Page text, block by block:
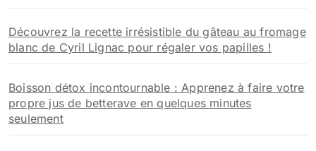
Découvrez la recette irrésistible du gâteau au fromage
blanc de Cyril Lignac pour régaler vos papilles !
Boisson détox incontournable : Apprenez à faire votre
propre jus de betterave en quelques minutes
seulement